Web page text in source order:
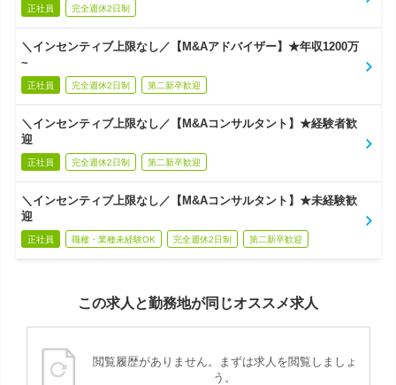
正社員 完全週休2日制
＼インセンティブ上限なし／【M&Aアドバイザー】★年収1200万
~
正社員 完全週休2日制 第二新卒歓迎
＼インセンティブ上限なし／【M&Aコンサルタント】★経験者歓
迎
正社員 完全週休2日制 第二新卒歓迎
＼インセンティブ上限なし／【M&Aコンサルタント】★未経験歓
迎
正社員 職種・業種未経験OK 完全週休2日制 第二新卒歓迎
この求人と勤務地が同じオススメ求人
閲覧履歴がありません。まずは求人を閲覧しましょ
う。